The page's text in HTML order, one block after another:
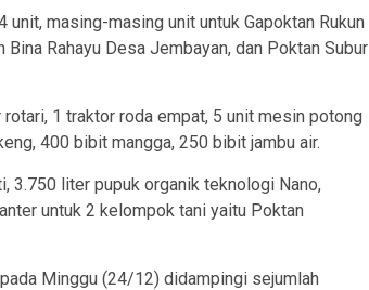
masing-masing unit untuk Gapoktan Rukun
Rahayu Desa Jembayan, dan Poktan Subur
1 traktor roda empat, 5 unit mesin potong
400 bibit mangga, 250 bibit jambu air.
3.750 liter pupuk organik teknologi Nano,
untuk 2 kelompok tani yaitu Poktan
Minggu (24/12) didampingi sejumlah